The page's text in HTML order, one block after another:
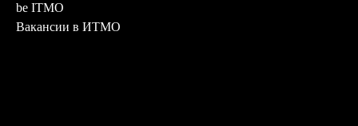
be ITMO
Вакансии в ИТМО